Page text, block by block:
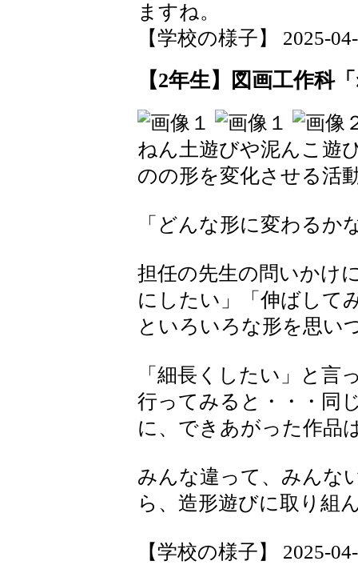
ますね。
【学校の様子】 2025-
【2年生】図画工作科
ねん土遊びや泥んこ遊
のの形を変化させる活
「どんな形に変わるか
担任の先生の問いかけ
にしたい」「伸ばして
といろいろな形を思い
「細長くしたい」と言
行ってみると・・・同
に、できあがった作品
みんな違って、みんな
ら、造形遊びに取り組
【学校の様子】 2025-